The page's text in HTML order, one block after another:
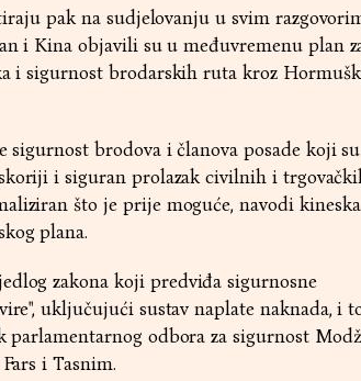
pak na sudjelovanju u svim
i Kina objavili su u međuvremenu plan
i sigurnost brodarskih ruta kroz
sigurnost brodova i članova posade koji su
i siguran prolazak civilnih i
što je prije moguće, navodi kineska
plana.
zakona koji predviđa sigurnosne
uključujući sustav naplate naknada, i
odbora za sigurnost
i Tasnim.